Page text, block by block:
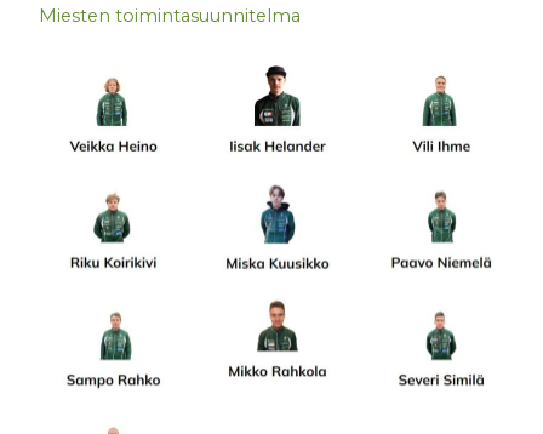
Miesten toimintasuunnitelma